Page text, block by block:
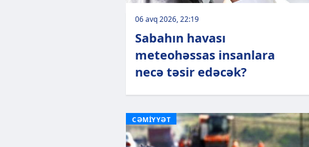
06 avq 2026, 22:19
Sabahın havası
meteohəssas insanlara
necə təsir edəcək?
CƏMİYYƏT